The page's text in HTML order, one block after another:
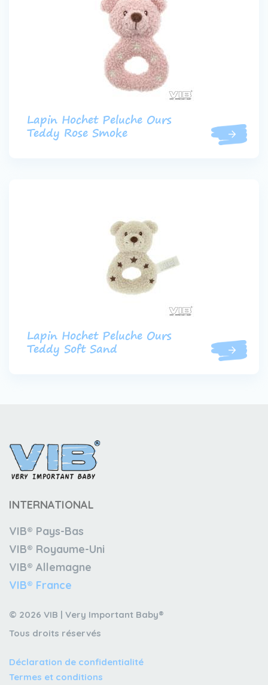
Lapin Hochet Peluche Ours
Teddy Rose Smoke
Lapin Hochet Peluche Ours
Teddy Soft Sand
INTERNATIONAL
VIB® Pays-Bas
VIB® Royaume-Uni
VIB® Allemagne
VIB® France
© 2026 VIB | Very Important Baby®
Tous droits réservés
Déclaration de confidentialité
Termes et conditions